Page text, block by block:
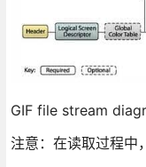
GIF file stream
注意：在读取过程中